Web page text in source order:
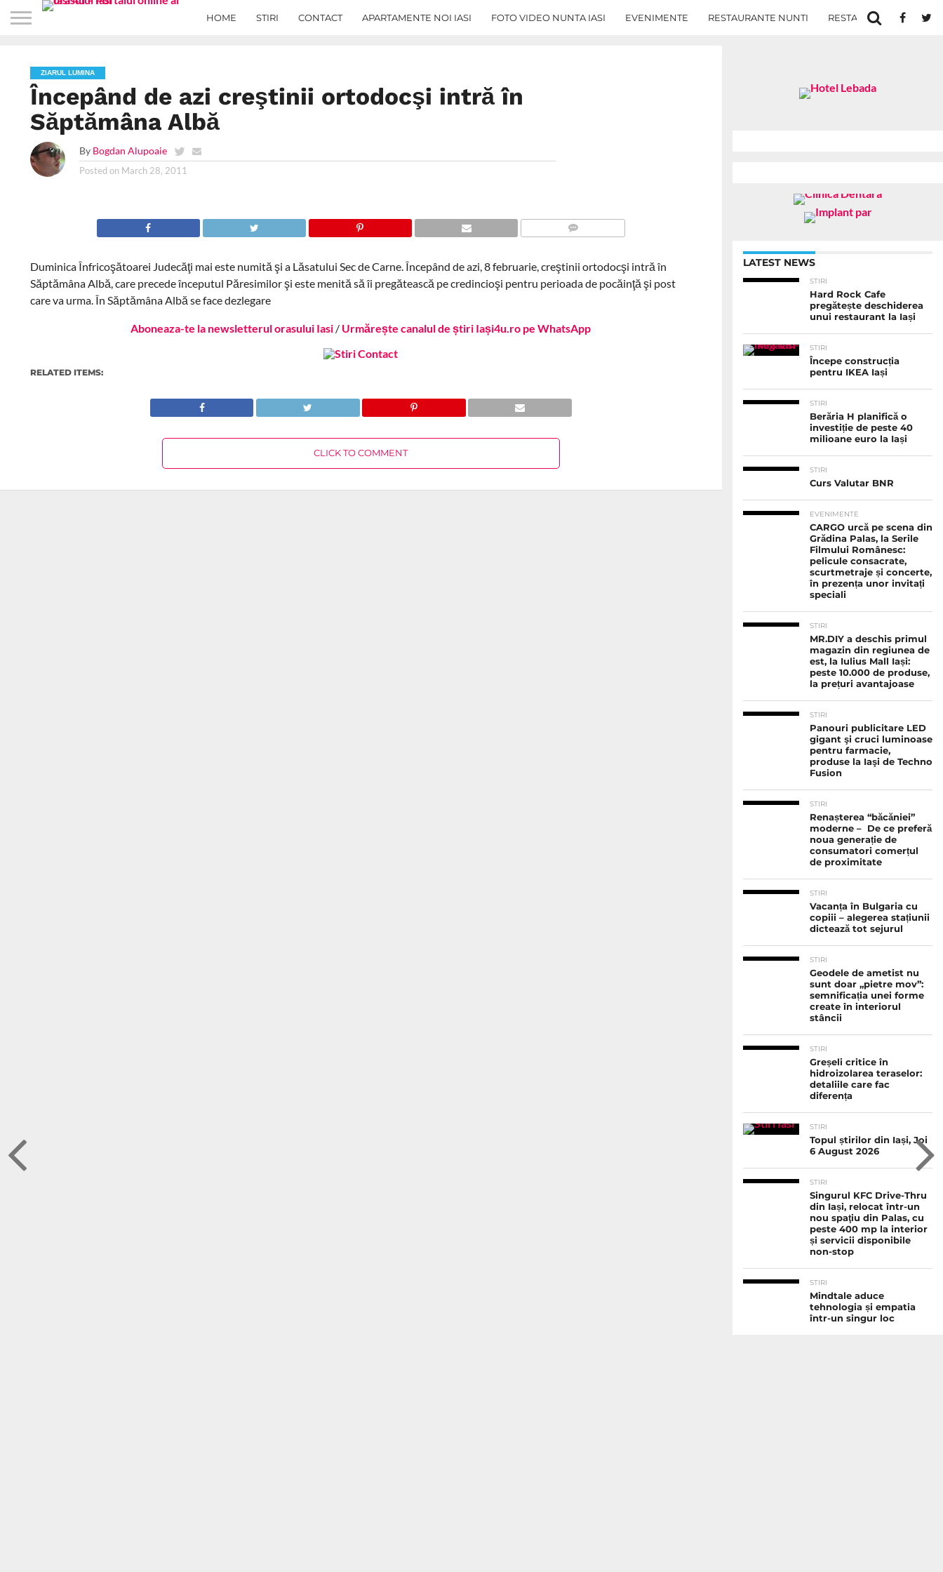
HOME STIRI CONTACT APARTAMENTE NOI IASI FOTO VIDEO NUNTA IASI EVENIMENTE RESTAURANTE NUNTI RESTAURANTE IN IASI
ZIARUL LUMINA
Începând de azi creştinii ortodocşi intră în
Săptămâna Albă
By Bogdan Alupoaie
Posted on March 28, 2011
Duminica Înfricoşătoarei Judecăţi mai este numită şi a Lăsatului Sec de Carne. Începând de azi, 8 februarie, creştinii ortodocşi intră în
Săptămâna Albă, care precede începutul Păresimilor şi este menită să îi pregătească pe credincioşi pentru perioada de pocăinţă şi post
care va urma. În Săptămâna Albă se face dezlegare
Aboneaza-te la newsletterul orasului Iasi / Urmărește canalul de știri Iași4u.ro pe WhatsApp
RELATED ITEMS:
CLICK TO COMMENT
LATEST NEWS
STIRI
Hard Rock Cafe
pregătește deschiderea
unui restaurant la Iași
STIRI
Începe construcția
pentru IKEA Iași
STIRI
Berăria H planifică o
investiție de peste 40
milioane euro la Iași
STIRI
Curs Valutar BNR
EVENIMENTE
CARGO urcă pe scena din
Grădina Palas, la Serile
Filmului Românesc:
pelicule consacrate,
scurtmetraje și concerte,
în prezența unor invitați
speciali
STIRI
MR.DIY a deschis primul
magazin din regiunea de
est, la Iulius Mall Iași:
peste 10.000 de produse,
la prețuri avantajoase
STIRI
Panouri publicitare LED
gigant şi cruci luminoase
pentru farmacie,
produse la Iaşi de Techno
Fusion
STIRI
Renașterea “băcăniei”
moderne – De ce preferă
noua generație de
consumatori comerțul
de proximitate
STIRI
Vacanța în Bulgaria cu
copiii – alegerea stațiunii
dictează tot sejurul
STIRI
Geodele de ametist nu
sunt doar „pietre mov”:
semnificația unei forme
create în interiorul
stâncii
STIRI
Greșeli critice în
hidroizolarea teraselor:
detaliile care fac
diferența
STIRI
Topul știrilor din Iași, Joi
6 August 2026
STIRI
Singurul KFC Drive-Thru
din Iași, relocat într-un
nou spaţiu din Palas, cu
peste 400 mp la interior
și servicii disponibile
non-stop
STIRI
Mindtale aduce
tehnologia și empatia
într-un singur loc